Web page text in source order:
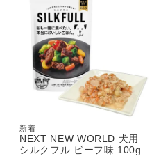
新着
NEXT NEW WORLD 犬用
シルクフル ビーフ味 100g